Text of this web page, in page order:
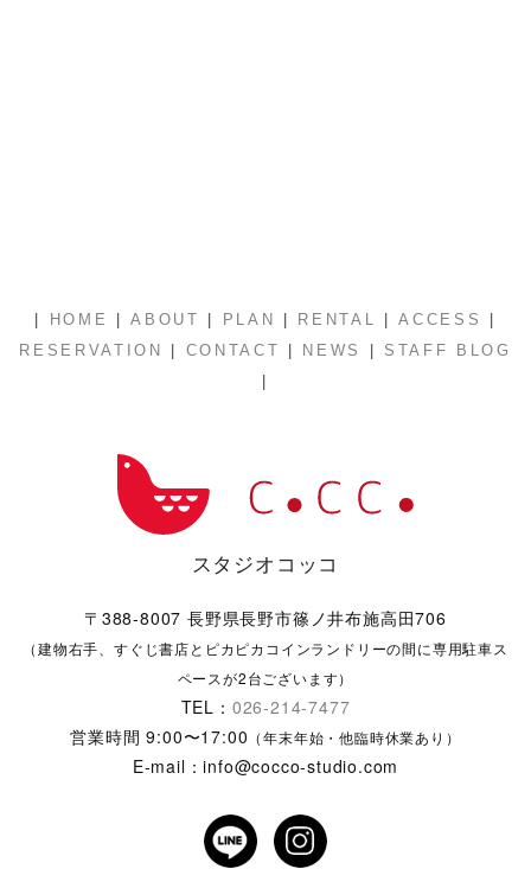
| HOME |ABOUT | PLAN | RENTAL |ACCESS |
RESERVATION | CONTACT | NEWS | STAFF BLOG
|
スタジオコッコ
〒388-8007 長野県長野市篠ノ井布施高田706
（建物右手、すぐじ書店とピカピカコインランドリーの間に専用駐車ス
ペースが2台ございます）
TEL： 026-214-7477
営業時間 9:00〜17:00 （年末年始・他臨時休業あり）
E-mail：info@cocco-studio.com